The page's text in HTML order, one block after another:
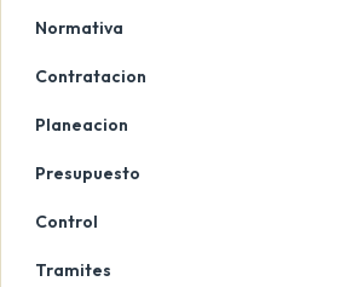
Normativa
Contratacion
Planeacion
Presupuesto
Control
Tramites